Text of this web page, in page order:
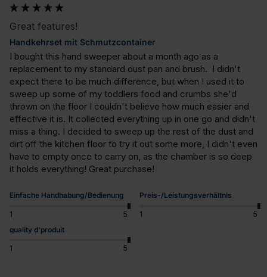
Great features!
Handkehrset mit Schmutzcontainer
I bought this hand sweeper about a month ago as a
replacement to my standard dust pan and brush.  I didn't
expect there to be much difference, but when I used it to
sweep up some of my toddlers food and crumbs she'd
thrown on the floor I couldn't believe how much easier and
effective it is. It collected everything up in one go and didn't
miss a thing. I decided to sweep up the rest of the dust and
dirt off the kitchen floor to try it out some more, I didn't even
have to empty once to carry on, as the chamber is so deep
it holds everything! Great purchase!
Einfache Handhabung/Bedienung
1 5
Preis-/Leistungsverhältnis
1
5
quality d'produit
1 5